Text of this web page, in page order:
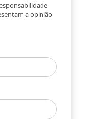
a opinião